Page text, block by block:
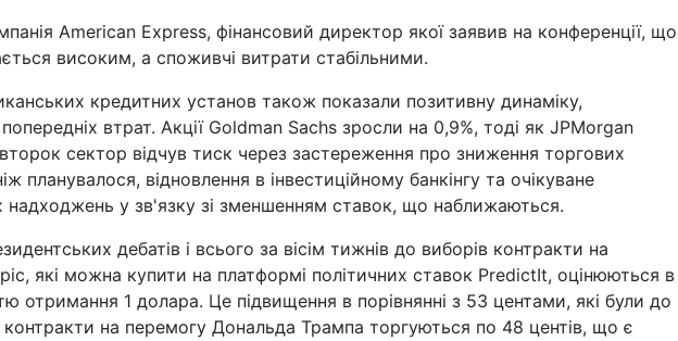
American Express, фінансовий директор якої заявив на конференції, що
високим, а споживчі витрати стабільними.
кредитних установ також показали позитивну динаміку,
втрат. Акції Goldman Sachs зросли на 0,9%, тоді як JPMorgan
сектор відчув тиск через застереження про зниження торгових
планувалося, відновлення в інвестиційному банкінгу та очікуване
надходжень у зв'язку зі зменшенням ставок, що наближаються.
дебатів і всього за вісім тижнів до виборів контракти на
які можна купити на платформі політичних ставок PredictIt, оцінюються в
отримання 1 долара. Це підвищення в порівнянні з 53 центами, які були до
на перемогу Дональда Трампа торгуються по 48 центів, що є